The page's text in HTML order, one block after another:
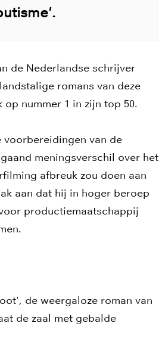
de Nederlandse schrijver
romans van deze
nummer 1 in zijn top 50.
voorbereidingen van de
meningsverschil over het
afbreuk zou doen aan
aan dat hij in hoger beroep
productiemaatschappij
de weergaloze roman van
de zaal met gebalde